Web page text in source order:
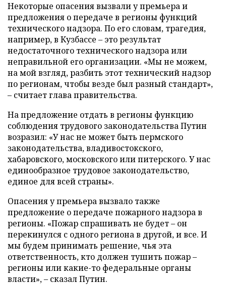
Некоторые опасения вызвали у премьера и
предложения о передаче в регионы функций
технического надзора. По его словам, трагедия,
например, в Кузбассе – это результат
недостаточного технического надзора или
неправильной его организации. «Мы не можем,
на мой взгляд, разбить этот технический надзор
по регионам, чтобы везде был разный стандарт»,
– считает глава правительства.
На предложение отдать в регионы функцию
соблюдения трудового законодательства Путин
возразил: «У нас не может быть пермского
законодательства, владивостокского,
хабаровского, московского или питерского. У нас
единообразное трудовое законодательство,
единое для всей страны».
Опасения у премьера вызвало также
предложение о передаче пожарного надзора в
регионы. «Пожар спрашивать не будет – он
перекинулся с одного региона в другой, и все. И
мы будем принимать решение, чья эта
ответственность, кто должен тушить пожар –
регионы или какие-то федеральные органы
власти», – сказал Путин.